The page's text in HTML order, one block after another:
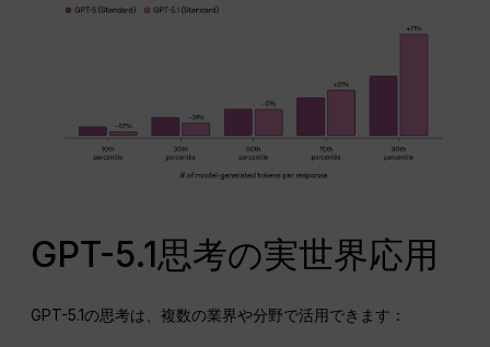
GPT-5.1思考の実世界応用
GPT-5.1の思考は、複数の業界や分野で活用できます：